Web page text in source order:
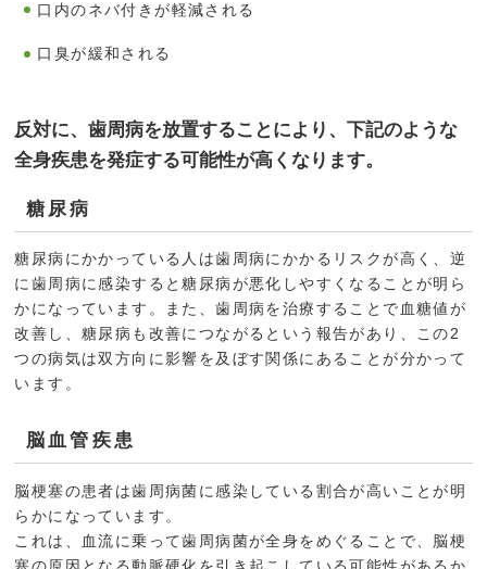
口内のネバ付きが軽減される
口臭が緩和される
反対に、歯周病を放置することにより、下記のような
全身疾患を発症する可能性が高くなります。
糖尿病
糖尿病にかかっている人は歯周病にかかるリスクが高く、逆
に歯周病に感染すると糖尿病が悪化しやすくなることが明ら
かになっています。また、歯周病を治療することで血糖値が
改善し、糖尿病も改善につながるという報告があり、この2
つの病気は双方向に影響を及ぼす関係にあることが分かって
います。
脳血管疾患
脳梗塞の患者は歯周病菌に感染している割合が高いことが明
らかになっています。
これは、血流に乗って歯周病菌が全身をめぐることで、脳梗